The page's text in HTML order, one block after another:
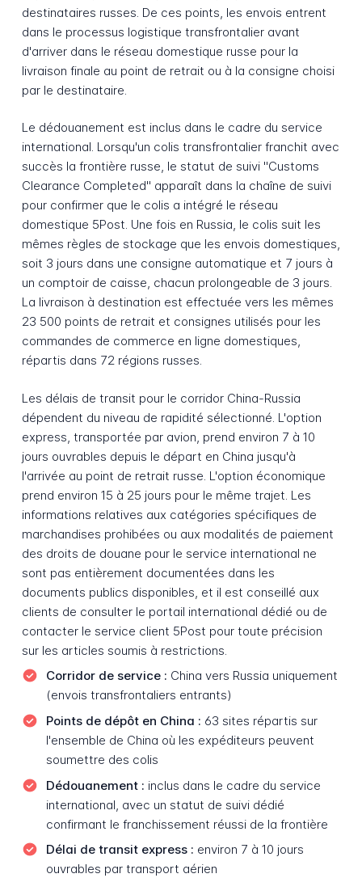
destinataires russes. De ces points, les envois entrent
dans le processus logistique transfrontalier avant
d'arriver dans le réseau domestique russe pour la
livraison finale au point de retrait ou à la consigne choisi
par le destinataire.
Le dédouanement est inclus dans le cadre du service
international. Lorsqu'un colis transfrontalier franchit avec
succès la frontière russe, le statut de suivi "Customs
Clearance Completed" apparaît dans la chaîne de suivi
pour confirmer que le colis a intégré le réseau
domestique 5Post. Une fois en Russia, le colis suit les
mêmes règles de stockage que les envois domestiques,
soit 3 jours dans une consigne automatique et 7 jours à
un comptoir de caisse, chacun prolongeable de 3 jours.
La livraison à destination est effectuée vers les mêmes
23 500 points de retrait et consignes utilisés pour les
commandes de commerce en ligne domestiques,
répartis dans 72 régions russes.
Les délais de transit pour le corridor China-Russia
dépendent du niveau de rapidité sélectionné. L'option
express, transportée par avion, prend environ 7 à 10
jours ouvrables depuis le départ en China jusqu'à
l'arrivée au point de retrait russe. L'option économique
prend environ 15 à 25 jours pour le même trajet. Les
informations relatives aux catégories spécifiques de
marchandises prohibées ou aux modalités de paiement
des droits de douane pour le service international ne
sont pas entièrement documentées dans les
documents publics disponibles, et il est conseillé aux
clients de consulter le portail international dédié ou de
contacter le service client 5Post pour toute précision
sur les articles soumis à restrictions.
Corridor de service : China vers Russia uniquement
(envois transfrontaliers entrants)
Points de dépôt en China : 63 sites répartis sur
l'ensemble de China où les expéditeurs peuvent
soumettre des colis
Dédouanement : inclus dans le cadre du service
international, avec un statut de suivi dédié
confirmant le franchissement réussi de la frontière
Délai de transit express : environ 7 à 10 jours
ouvrables par transport aérien